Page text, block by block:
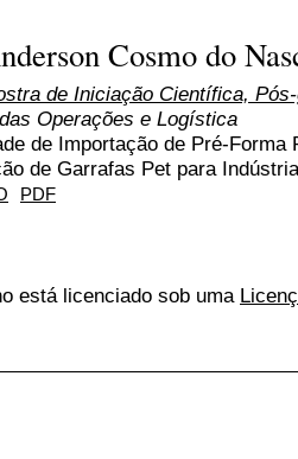
Cosmo do
de Iniciação Científica,
Operações e Logística
de Importação de Pré-
de Garrafas Pet para
PDF
está licenciado sob uma